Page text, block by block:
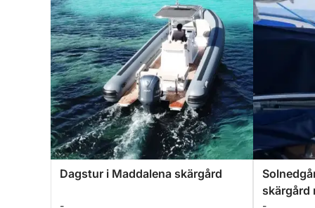
Dagstur i Maddalena skärgård
-
skärgård
-